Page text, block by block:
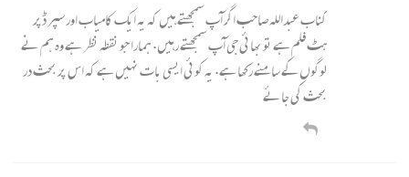
کناب عبداللہ صاحب اگر آپ سمجھتے ہیں کہ یہ ایک کامیاب اور سپر ڈپر
ہٹ فلم ہے تو بھائی جی آپ سمجھتے رہیں. ہمارا جو نقطہ نظر ہے وہ ہم نے
لوگوں کے سامنے رکھا ہے. یہ کوئی ایسی بات نہیں ہے کہ اس پر بحث در
بحث کی جائے